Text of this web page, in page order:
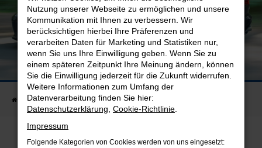
GÜNSTIGES KFZ LEASING
Leasing bei Dünnes im Raum Regensburg
Startseite Marken Maserati Günstiges KFZ Leasing
Nutzung unserer Webseite zu ermöglichen und unsere
Kommunikation mit Ihnen zu verbessern. Wir
berücksichtigen hierbei Ihre Präferenzen und
verarbeiten Daten für Marketing und Statistiken nur,
wenn Sie uns Ihre Einwilligung geben. Wenn Sie zu
einem späteren Zeitpunkt Ihre Meinung ändern, können
Sie die Einwilligung jederzeit für die Zukunft widerrufen.
Weitere Informationen zum Umfang der
Datenverarbeitung finden Sie hier:
Datenschutzerklärung Cookie-Richtlinie
Impressum
Folgende Kategorien von Cookies werden von uns eingesetzt: